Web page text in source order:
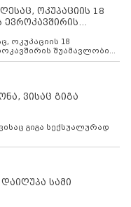
ოკუპაციის 18
ოკუპაციის 18
შუამავლობით
შეწყვეტის
მათი
დგამს ნაბიჯებს მათი
ვისაც გიგა
გიგა სექსუალურად
სამი